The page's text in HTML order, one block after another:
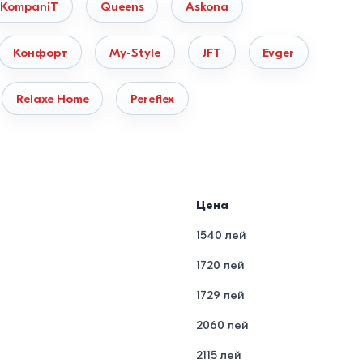
покрывается порошковой антикоррозийной
и скрипа.
износостойким текстилем. Для обивки изголовья
Мартиндейла (эффект «Антикоготь»). Модели из
/ Подросток. Высокий спрос для детских комнат.
модель для малогабаритных квартир.
KompaniT Queens Askona
Конфорт My-Style JFT Evger
Relaxe Home Pereflex
Цена
1540 лей
1720 лей
1729 лей
2060 лей
2115 лей